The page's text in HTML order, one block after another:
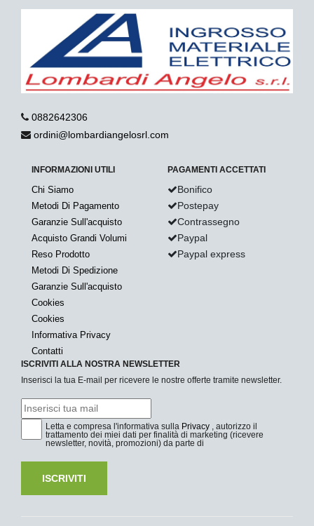
0882642306
ordini@lombardiangelosrl.com
INFORMAZIONI UTILI
Chi Siamo
Metodi Di Pagamento
Garanzie Sull'acquisto
Acquisto Grandi Volumi
Reso Prodotto
Metodi Di Spedizione
Garanzie Sull'acquisto
Cookies
Cookies
Informativa Privacy
Contatti
PAGAMENTI ACCETTATI
Bonifico
Postepay
Contrassegno
Paypal
Paypal express
ISCRIVITI ALLA NOSTRA NEWSLETTER
Inserisci la tua E-mail per ricevere le nostre offerte tramite newsletter.
Letta e compresa l'informativa sulla Privacy , autorizzo il
trattamento dei miei dati per finalità di marketing (ricevere
newsletter, novità, promozioni) da parte di
ISCRIVITI